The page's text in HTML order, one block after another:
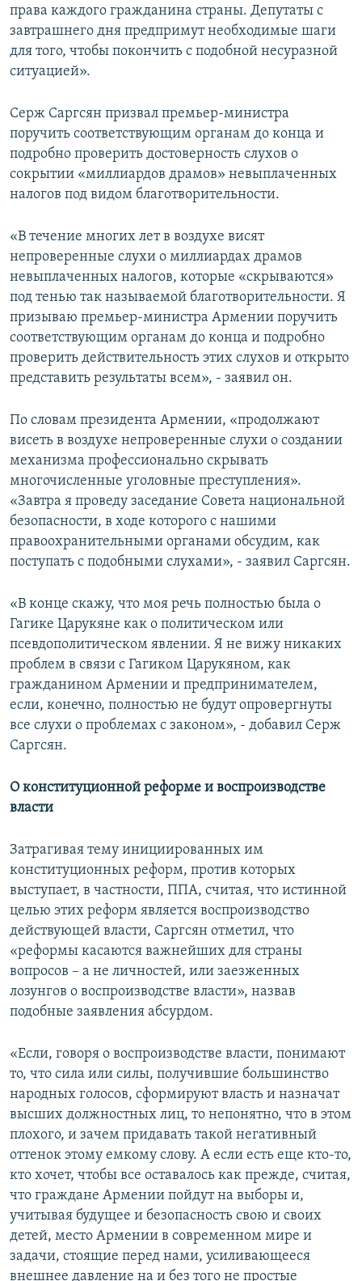
права каждого гражданина страны. Депутаты с
завтрашнего дня предпримут необходимые шаги
для того, чтобы покончить с подобной несуразной
ситуацией».
Серж Саргсян призвал премьер-министра
поручить соответствующим органам до конца и
подробно проверить достоверность слухов о
сокрытии «миллиардов драмов» невыплаченных
налогов под видом благотворительности.
«В течение многих лет в воздухе висят
непроверенные слухи о миллиардах драмов
невыплаченных налогов, которые «скрываются»
под тенью так называемой благотворительности. Я
призываю премьер-министра Армении поручить
соответствующим органам до конца и подробно
проверить действительность этих слухов и открыто
представить результаты всем», - заявил он.
По словам президента Армении, «продолжают
висеть в воздухе непроверенные слухи о создании
механизма профессионально скрывать
многочисленные уголовные преступления».
«Завтра я проведу заседание Совета национальной
безопасности, в ходе которого с нашими
правоохранительными органами обсудим, как
поступать с подобными слухами», - заявил Саргсян.
«В конце скажу, что моя речь полностью была о
Гагике Царукяне как о политическом или
псевдополитическом явлении. Я не вижу никаких
проблем в связи с Гагиком Царукяном, как
гражданином Армении и предпринимателем,
если, конечно, полностью не будут опровергнуты
все слухи о проблемах с законом», - добавил Серж
Саргсян.
О конституционной реформе и воспроизводстве
власти
Затрагивая тему инициированных им
конституционных реформ, против которых
выступает, в частности, ППА, считая, что истинной
целью этих реформ является воспроизводство
действующей власти, Саргсян отметил, что
«реформы касаются важнейших для страны
вопросов – а не личностей, или заезженных
лозунгов о воспроизводстве власти», назвав
подобные заявления абсурдом.
«Если, говоря о воспроизводстве власти, понимают
то, что сила или силы, получившие большинство
народных голосов, сформируют власть и назначат
высших должностных лиц, то непонятно, что в этом
плохого, и зачем придавать такой негативный
оттенок этому емкому слову. А если есть еще кто-то,
кто хочет, чтобы все оставалось как прежде, считая,
что граждане Армении пойдут на выборы и,
учитывая будущее и безопасность свою и своих
детей, место Армении в современном мире и
задачи, стоящие перед нами, усиливающееся
внешнее давление на и без того не простые